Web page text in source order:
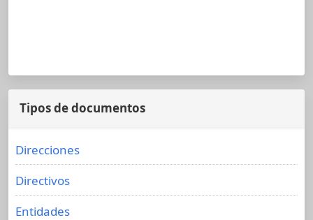
Tipos de documentos
Direcciones
Directivos
Entidades